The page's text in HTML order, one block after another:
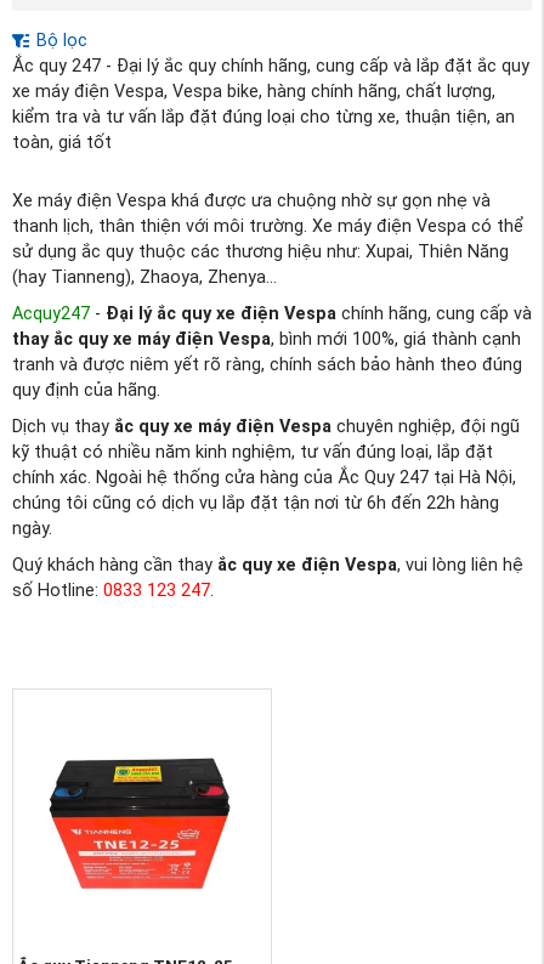
Bộ lọc
Ắc quy 247 - Đại lý ắc quy chính hãng, cung cấp và lắp đặt ắc quy
xe máy điện Vespa, Vespa bike, hàng chính hãng, chất lượng,
kiểm tra và tư vấn lắp đặt đúng loại cho từng xe, thuận tiện, an
toàn, giá tốt
Xe máy điện Vespa khá được ưa chuộng nhờ sự gọn nhẹ và
thanh lịch, thân thiện với môi trường. Xe máy điện Vespa có thể
sử dụng ắc quy thuộc các thương hiệu như: Xupai, Thiên Năng
(hay Tianneng), Zhaoya, Zhenya...
Acquy247 - Đại lý ắc quy xe điện Vespa chính hãng, cung cấp và
thay ắc quy xe máy điện Vespa, bình mới 100%, giá thành cạnh
tranh và được niêm yết rõ ràng, chính sách bảo hành theo đúng
quy định của hãng.
Dịch vụ thay ắc quy xe máy điện Vespa chuyên nghiệp, đội ngũ
kỹ thuật có nhiều năm kinh nghiệm, tư vấn đúng loại, lắp đặt
chính xác. Ngoài hệ thống cửa hàng của Ắc Quy 247 tại Hà Nội,
chúng tôi cũng có dịch vụ lắp đặt tận nơi từ 6h đến 22h hàng
ngày.
Quý khách hàng cần thay ắc quy xe điện Vespa, vui lòng liên hệ
số Hotline: 0833 123 247.